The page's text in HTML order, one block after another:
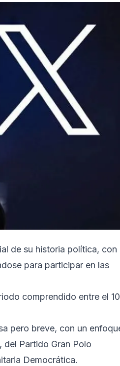
de su historia política, con
para participar en las
comprendido entre el 10
pero breve, con un
Partido Gran Polo
Democrática.